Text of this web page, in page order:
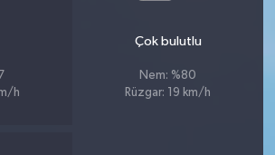
h
Çok bulutlu
Nem: %80
Rüzgar: 19 km/h